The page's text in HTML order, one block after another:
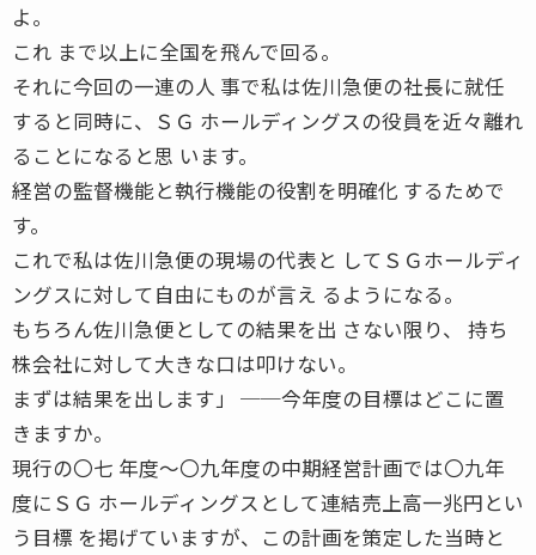
よ。
これ まで以上に全国を飛んで回る。
それに今回の一連の人 事で私は佐川急便の社長に就任
すると同時に、ＳＧ ホールディングスの役員を近々離れ
ることになると思 います。
経営の監督機能と執行機能の役割を明確化 するためで
す。
これで私は佐川急便の現場の代表と してＳＧホールディ
ングスに対して自由にものが言え るようになる。
もちろん佐川急便としての結果を出 さない限り、 持ち
株会社に対して大きな口は叩けない。
まずは結果を出します」 ──今年度の目標はどこに置
きますか。
現行の〇七 年度〜〇九年度の中期経営計画では〇九年
度にＳＧ ホールディングスとして連結売上高一兆円とい
う目標 を掲げていますが、この計画を策定した当時と